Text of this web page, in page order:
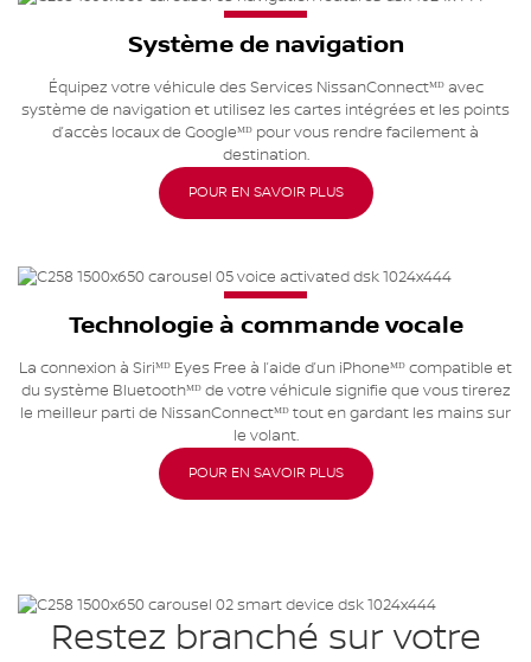
Système de navigation
Équipez votre véhicule des Services NissanConnectᴹᴰ avec
système de navigation et utilisez les cartes intégrées et les points
d’accès locaux de Googleᴹᴰ pour vous rendre facilement à
destination.
POUR EN SAVOIR PLUS
Technologie à commande vocale
La connexion à Siriᴹᴰ Eyes Free à l’aide d’un iPhoneᴹᴰ compatible et
du système Bluetoothᴹᴰ de votre véhicule signifie que vous tirerez
le meilleur parti de NissanConnectᴹᴰ tout en gardant les mains sur
le volant.
POUR EN SAVOIR PLUS
Restez branché sur votre